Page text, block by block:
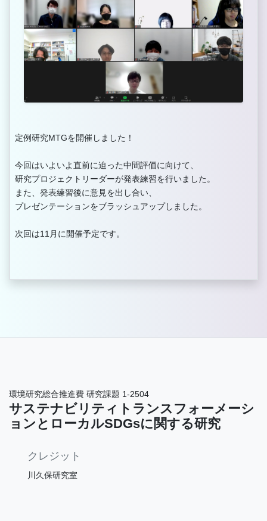
定例研究MTGを開催しました！
今回はいよいよ直前に迫った中間評価に向けて、
研究プロジェクトリーダーが発表練習を行いました。
また、発表練習後に意見を出し合い、
プレゼンテーションをブラッシュアップしました。
次回は11月に開催予定です。
環境研究総合推進費 研究課題 1-2504
サステナビリティトランスフォーメーシ
ョンとローカルSDGsに関する研究
クレジット
川久保研究室